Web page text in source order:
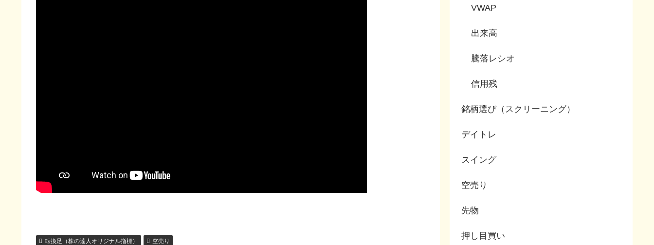
転換足（株の達人オリジナル指標） 空売り
VWAP
出来高
騰落レシオ
信用残
銘柄選び（スクリーニング）
デイトレ
スイング
空売り
先物
押し目買い